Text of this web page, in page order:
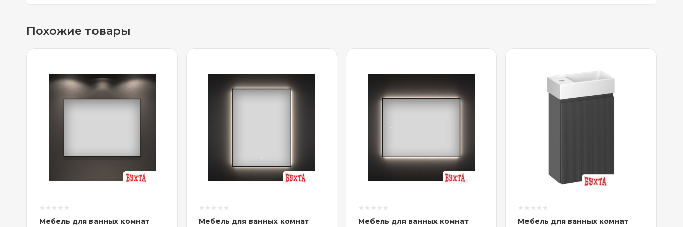
Похожие товары
Мебель для ванных комнат
Мебель для ванных комнат
Мебель для ванных комнат
Мебель для ванных комнат